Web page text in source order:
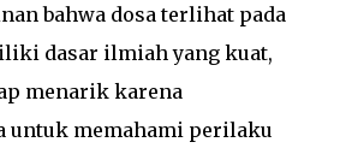
bahwa dosa terlihat pada
dasar ilmiah yang kuat,
menarik karena
untuk memahami perilaku